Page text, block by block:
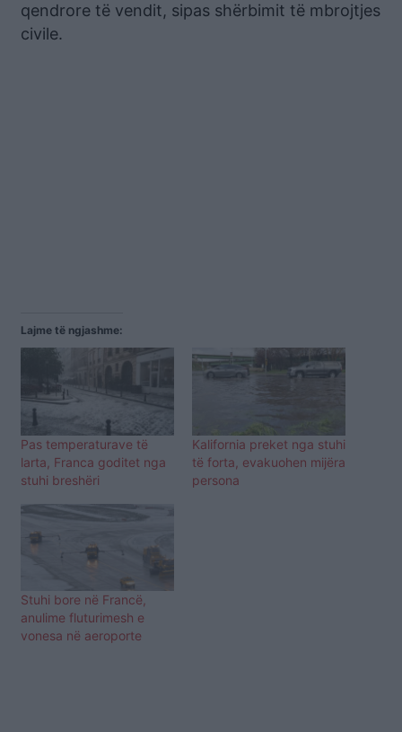
qendrore të vendit, sipas shërbimit të mbrojtjes
civile.
Lajme të ngjashme:
Pas temperaturave të
larta, Franca goditet nga
stuhi breshëri
Kalifornia preket nga stuhi
të forta, evakuohen mijëra
persona
Stuhi bore në Francë,
anulime fluturimesh e
vonesa në aeroporte